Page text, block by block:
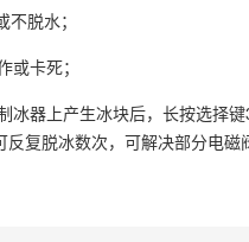
脱水；
卡死；
冰器上产生冰块后，长按选择
复脱冰数次，可解决部分电